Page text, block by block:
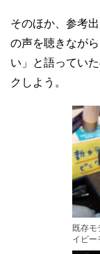
そのほか、参考
の声を聴きなが
い」と語ってい
クしよう。
既存モ
イビー